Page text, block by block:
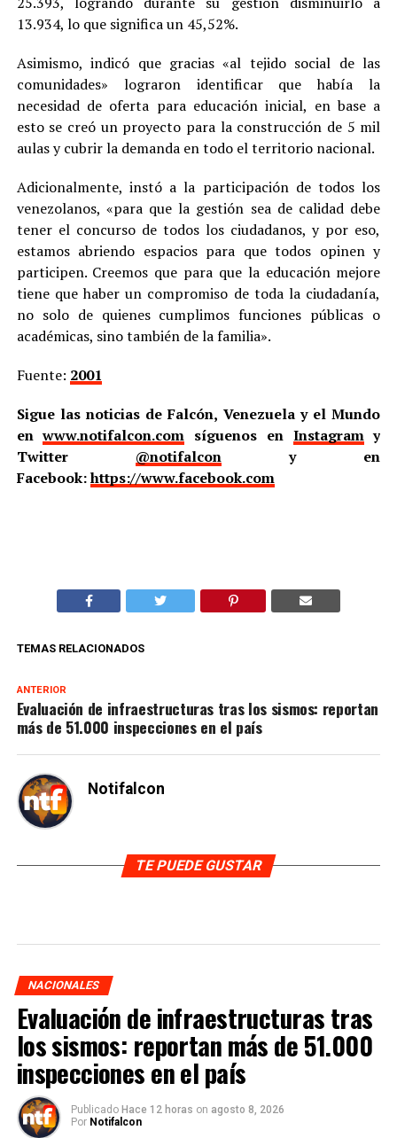
13.934, lo que significa un 45,52%.
Asimismo, indicó que gracias «al tejido social de las
comunidades» lograron identificar que había la
necesidad de oferta para educación inicial, en base a
esto se creó un proyecto para la construcción de 5 mil
aulas y cubrir la demanda en todo el territorio nacional.
Adicionalmente, instó a la participación de todos los
venezolanos, «para que la gestión sea de calidad debe
tener el concurso de todos los ciudadanos, y por eso,
estamos abriendo espacios para que todos opinen y
participen. Creemos que para que la educación mejore
tiene que haber un compromiso de toda la ciudadanía,
no solo de quienes cumplimos funciones públicas o
académicas, sino también de la familia».
Fuente: 2001
Sigue las noticias de Falcón, Venezuela y el Mundo
enwww.notifalcon.com síguenos en Instagramy
Twitter @notifalcony en
Facebook:https://www.facebook.com
TEMAS RELACIONADOS
ANTERIOR
Evaluación de infraestructuras tras los sismos: reportan
más de 51.000 inspecciones en el país
Notifalcon
TE PUEDE GUSTAR
NACIONALES
Evaluación de infraestructuras tras
los sismos: reportan más de 51.000
inspecciones en el país
Publicado Hace 12 horas on agosto 8, 2026
Por Notifalcon